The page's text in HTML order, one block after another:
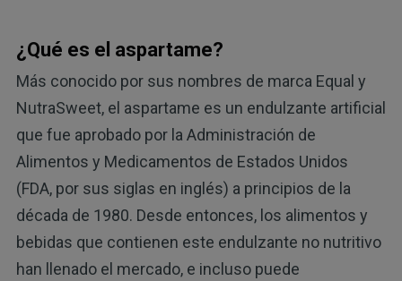
¿Qué es el aspartame?
Más conocido por sus nombres de marca Equal y
NutraSweet, el aspartame es un endulzante artificial
que fue aprobado por la Administración de
Alimentos y Medicamentos de Estados Unidos
(FDA, por sus siglas en inglés) a principios de la
década de 1980. Desde entonces, los alimentos y
bebidas que contienen este endulzante no nutritivo
han llenado el mercado, e incluso puede